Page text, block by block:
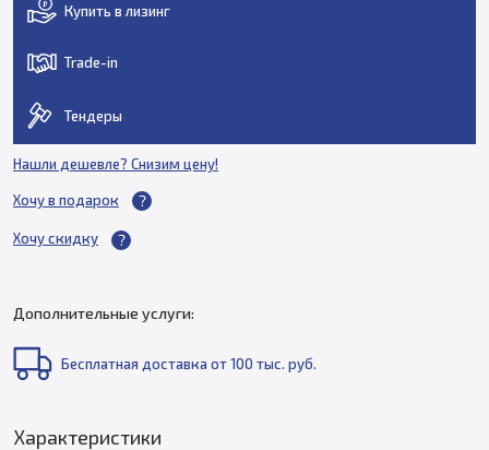
Купить в лизинг
Trade-in
Тендеры
Нашли дешевле? Снизим цену!
Хочу в подарок
Хочу скидку
Дополнительные услуги:
Бесплатная доставка от 100 тыс. руб.
Характеристики